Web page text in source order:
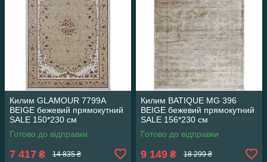
Килим GLAMOUR 7799A
BEIGE бежевий прямокутний
SALE 150*230 см
Готово до відправки
7 417 ₴ 14 835 ₴
Килим BATIQUE MG 396
BEIGE бежевий прямокутний
SALE 156*230 см
Готово до відправки
9 149 ₴ 18 299 ₴